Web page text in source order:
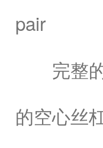
pair
完整的
的空心丝